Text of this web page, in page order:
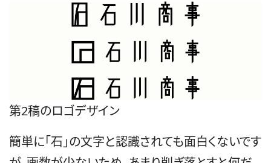
第2稿のロゴデザイン
簡単に「石」の文字と認識されても面白くないです